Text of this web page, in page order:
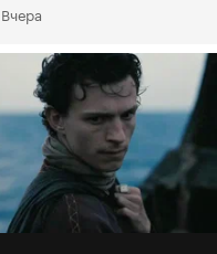
Вчера